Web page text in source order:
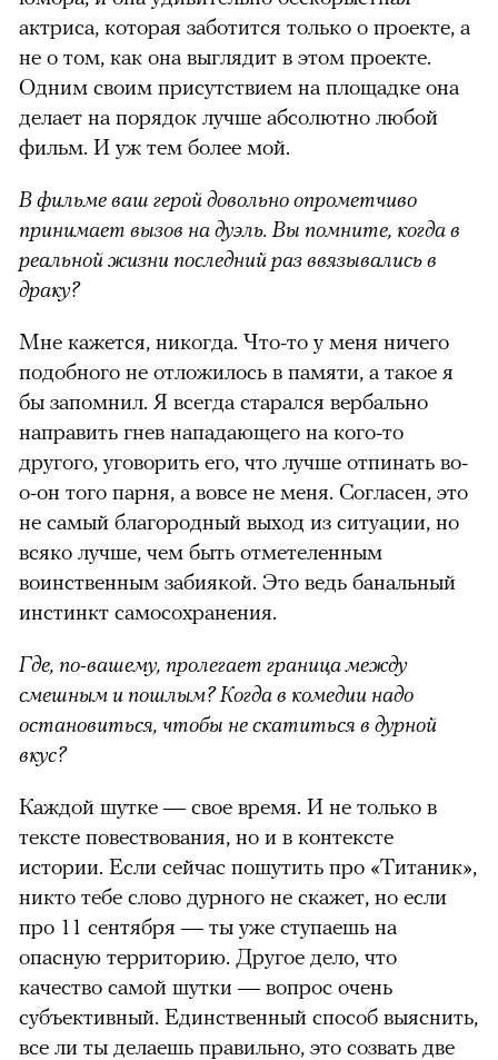
актриса, которая заботится только о проекте, а
не о том, как она выглядит в этом проекте.
Одним своим присутствием на площадке она
делает на порядок лучше абсолютно любой
фильм. И уж тем более мой.
В фильме ваш герой довольно опрометчиво
принимает вызов на дуэль. Вы помните, когда в
реальной жизни последний раз ввязывались в
драку?
Мне кажется, никогда. Что-то у меня ничего
подобного не отложилось в памяти, а такое я
бы запомнил. Я всегда старался вербально
направить гнев нападающего на кого-то
другого, уговорить его, что лучше отпинать во-
о-он того парня, а вовсе не меня. Согласен, это
не самый благородный выход из ситуации, но
всяко лучше, чем быть отметеленным
воинственным забиякой. Это ведь банальный
инстинкт самосохранения.
Где, по-вашему, пролегает граница между
смешным и пошлым? Когда в комедии надо
остановиться, чтобы не скатиться в дурной
вкус?
Каждой шутке — свое время. И не только в
тексте повествования, но и в контексте
истории. Если сейчас пошутить про «Титаник»,
никто тебе слово дурного не скажет, но если
про 11 сентября — ты уже ступаешь на
опасную территорию. Другое дело, что
качество самой шутки — вопрос очень
субъективный. Единственный способ выяснить,
все ли ты делаешь правильно, это созвать две